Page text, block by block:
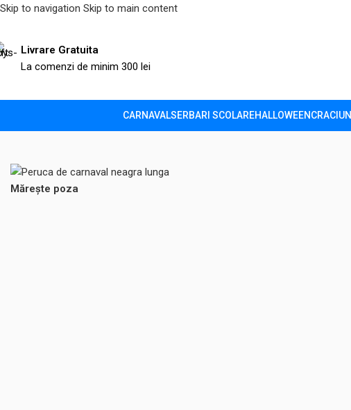
Skip to navigation Skip to main content
Livrare Gratuita
La comenzi de minim 300 lei
CARNAVALSERBARI SCOLAREHALLOWEENCRACIUN
Mărește poza